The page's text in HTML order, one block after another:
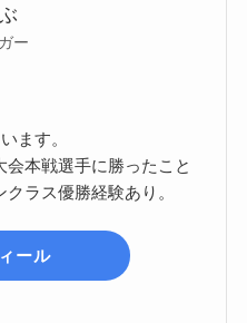
ー
ます。
本戦選手に勝ったこと
ラス優勝経験あり。
ール